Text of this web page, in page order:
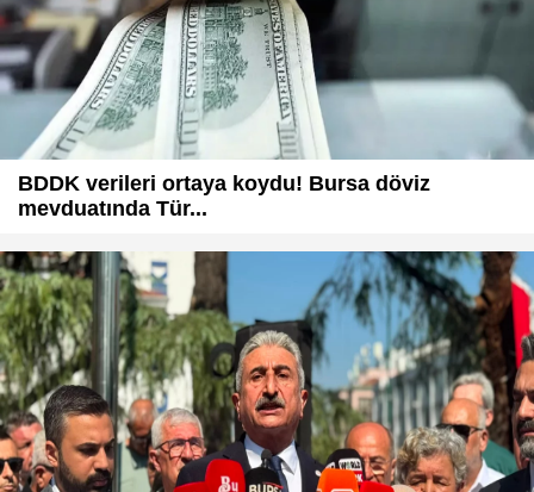
BDDK verileri ortaya koydu! Bursa döviz
mevduatında Tür...